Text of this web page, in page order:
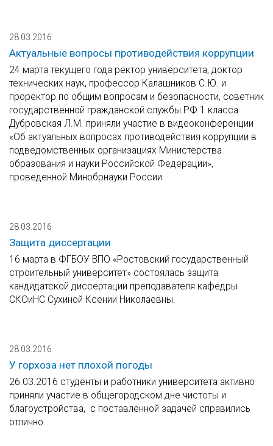
28.03.2016
Актуальные вопросы противодействия коррупции
24 марта текущего года ректор университета, доктор
технических наук, профессор Калашников С.Ю. и
проректор по общим вопросам и безопасности, советник
государственной гражданской службы РФ 1 класса
Дубровская Л.М. приняли участие в видеоконференции
«Об актуальных вопросах противодействия коррупции в
подведомственных организациях Министерства
образования и науки Российской Федерации»,
проведенной Минобрнауки России.
28.03.2016
Защита диссертации
16 марта в ФГБОУ ВПО «Ростовский государственный
строительный университет» состоялась защита
кандидатской диссертации преподавателя кафедры
СКОиНС Сухиной Ксении Николаевны.
28.03.2016
У горхоза нет плохой погоды
26.03.2016 студенты и работники университета активно
приняли участие в общегородском дне чистоты и
благоустройства, с поставленной задачей справились
отлично.